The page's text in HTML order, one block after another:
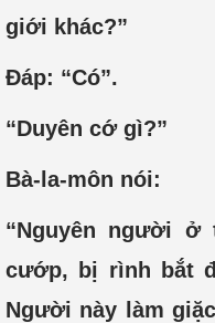
giới khác?”
Đáp: “Có”.
“Duyên cớ gì?”
Bà-la-môn nói:
“Nguyên người
cướp, bị rình bắt
Người này làm